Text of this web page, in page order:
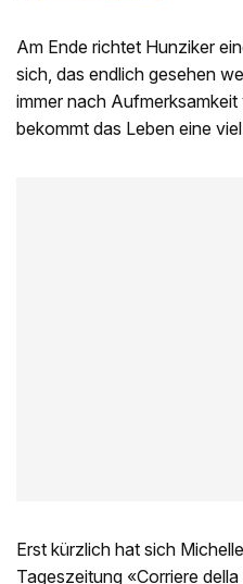
Am Ende richtet Hunziker
sich, das endlich gesehen
immer nach
bekommt das Leben eine
Erst kürzlich hat sich
Tageszeitung «Corriere